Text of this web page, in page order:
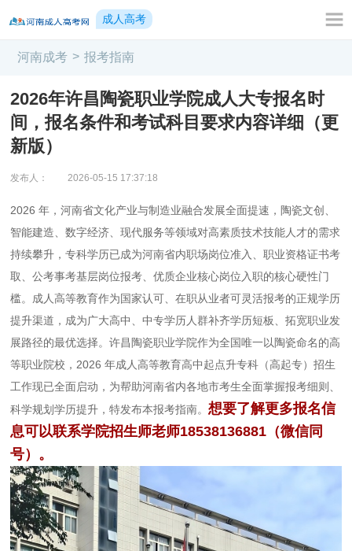
成人高考
河南成考 > 报考指南
2026年许昌陶瓷职业学院成人大专报名时
间，报名条件和考试科目要求内容详细（更
新版）
发布人： 2026-05-15 17:37:18
2026 年，河南省文化产业与制造业融合发展全面提速，陶瓷文创、
智能建造、数字经济、现代服务等领域对高素质技术技能人才的需求
持续攀升，专科学历已成为河南省内职场岗位准入、职业资格证书考
取、公考事考基层岗位报考、优质企业核心岗位入职的核心硬性门
槛。成人高等教育作为国家认可、在职从业者可灵活报考的正规学历
提升渠道，成为广大高中、中专学历人群补齐学历短板、拓宽职业发
展路径的最优选择。许昌陶瓷职业学院作为全国唯一以陶瓷命名的高
等职业院校，2026 年成人高等教育高中起点升专科（高起专）招生
工作现已全面启动，为帮助河南省内各地市考生全面掌握报考细则、
科学规划学历提升，特发布本报考指南。 想要了解更多报名信
息可以联系学院招生师老师18538136881（微信同
号）。